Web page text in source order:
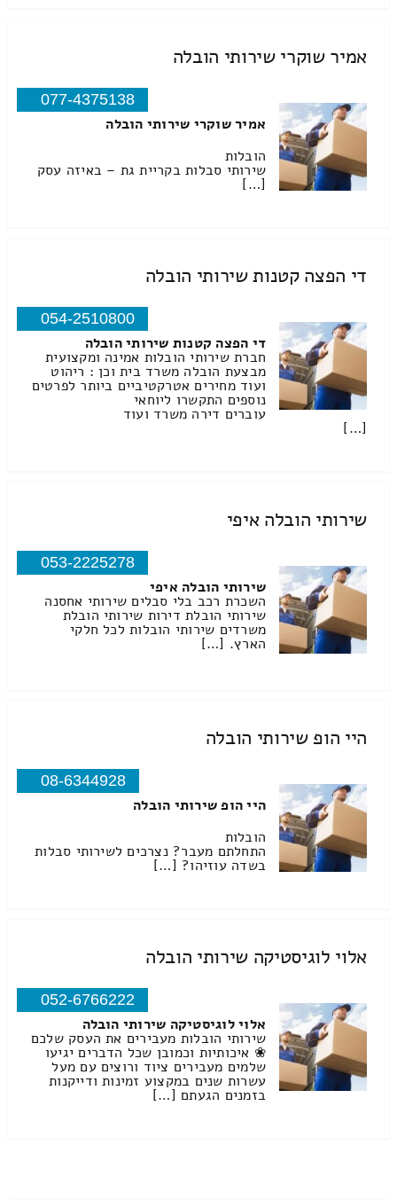
אמיר שוקרי שירותי הובלה
077-4375138
אמיר שוקרי שירותי הובלה
הובלות
שירותי סבלות בקריית גת – באיזה עסק
[…]
די הפצה קטנות שירותי הובלה
054-2510800
די הפצה קטנות שירותי הובלה
חברת שירותי הובלות אמינה ומקצועית
מבצעת הובלה משרד בית וכן : ריהוט
ועוד מחירים אטרקטיביים ביותר לפרטים
נוספים התקשרו ליוחאי
עוברים דירה משרד ועוד
[…]
שירותי הובלה איפי
053-2225278
שירותי הובלה איפי
השכרת רכב בלי סבלים שירותי אחסנה
שירותי הובלת דירות שירותי הובלת
משרדים שירותי הובלות לכל חלקי
הארץ. […]
היי הופ שירותי הובלה
08-6344928
היי הופ שירותי הובלה
הובלות
התחלתם מעבר? נצרכים לשירותי סבלות
בשדה עוזיהו? […]
אלוי לוגיסטיקה שירותי הובלה
052-6766222
אלוי לוגיסטיקה שירותי הובלה
שירותי הובלות מעבירים את העסק שלכם
❀ איכותיות וכמובן שכל הדברים יגיעו
שלמים מעבירים ציוד ורוצים עם מעל
עשרות שנים במקצוע זמינות ודייקנות
בזמנים הגעתם […]